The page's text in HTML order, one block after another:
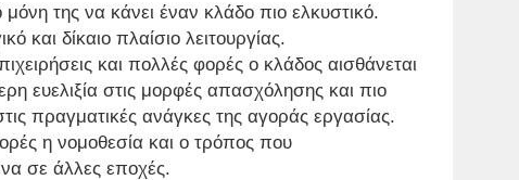
της να κάνει έναν κλάδο πιο ελκυστικό.
και δίκαιο πλαίσιο λειτουργίας.
και πολλές φορές ο κλάδος αισθάνεται
ευελιξία στις μορφές απασχόλησης και πιο
πραγματικές ανάγκες της αγοράς εργασίας.
η νομοθεσία και ο τρόπος που
σε άλλες εποχές.